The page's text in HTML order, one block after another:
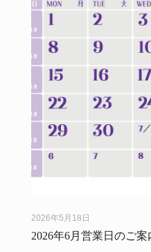
2026年5月18日
2026年6月営業日のご案